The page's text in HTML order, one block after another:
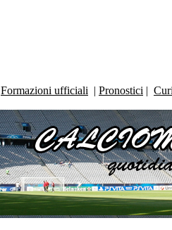
Formazioni ufficiali | Pronostici |